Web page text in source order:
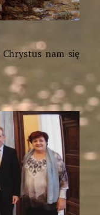
Chrystus nam się